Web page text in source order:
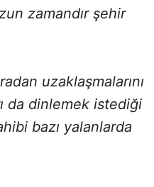
zamandır şehir
uzaklaşmalarını
da dinlemek istediği
bazı yalanlarda